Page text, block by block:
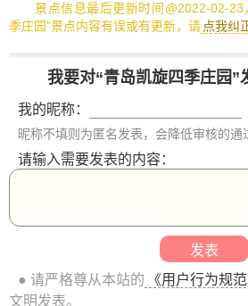
景点信息最后更新时间@2022-02-23
季庄园”景点内容有误或有更新，请 点我纠
我要对“青岛凯旋四季庄园”
我的昵称：
昵称不填则为匿名发表，会降低审核的通
请输入需要发表的内容：
● 请严格尊从本站的 《用户行为规范
文明发表。